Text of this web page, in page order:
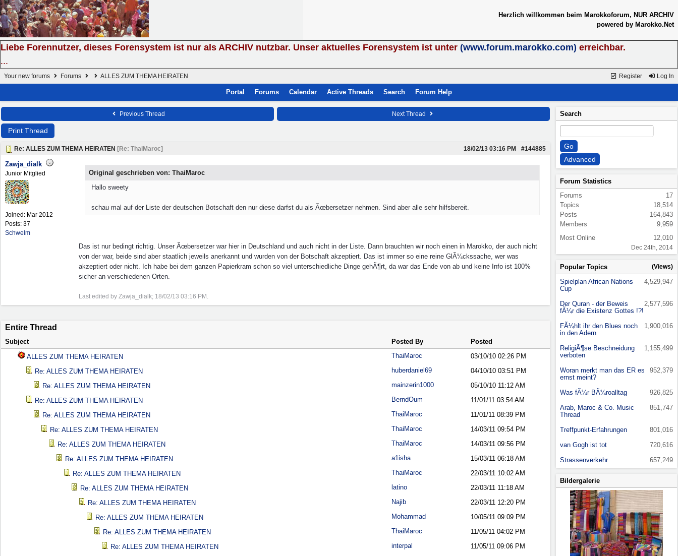
Herzlich willkommen beim Marokkoforum, NUR ARCHIV
powered by Marokko.Net
Liebe Forennutzer, dieses Forensystem ist nur als ARCHIV nutzbar. Unser aktuelles Forensystem ist unter (www.forum.marokko.com) erreichbar.
...
Register Log In
Your new forums Forums ALLES ZUM THEMA HEIRATEN
Portal Forums Calendar Active Threads Search Forum Help
Previous Thread Next Thread
Print Thread
Re: ALLES ZUM THEMA HEIRATEN [Re: ThaiMaroc] #144885
18/02/13 03:16 PM
Zawja_dialk
Junior Mitglied
Joined: Mar 2012
Posts: 37
Schwelm
Original geschrieben von: ThaiMaroc
Hallo sweety
schau mal auf der Liste der deutschen Botschaft den nur diese darfst du als Ãœbersetzer nehmen. Sind aber alle sehr hilfsbereit.
Das ist nur bedingt richtig. Unser Ãœbersetzer war hier in Deutschland und auch nicht in der Liste. Dann brauchten wir noch einen in Marokko, der auch nicht
von der war, beide sind aber staatlich jeweils anerkannt und wurden von der Botschaft akzeptiert. Das ist immer so eine reine GlÃ¼ckssache, wer was
akzeptiert oder nicht. Ich habe bei dem ganzen Papierkram schon so viel unterschiedliche Dinge gehÃ¶rt, da war das Ende von ab und keine Info ist 100%
sicher an verschiedenen Orten.
Last edited by Zawja_dialk; 18/02/13 03:16 PM .
Entire Thread
Subject Posted By
Posted
ALLES ZUM THEMA HEIRATEN
ThaiMaroc 03/10/10 02:26 PM
Re: ALLES ZUM THEMA HEIRATEN
huberdaniel69 04/10/10 03:51 PM
Re: ALLES ZUM THEMA HEIRATEN
mainzerin1000 05/10/10 11:12 AM
Re: ALLES ZUM THEMA HEIRATEN
BerndOum 11/01/11 03:54 AM
Re: ALLES ZUM THEMA HEIRATEN
ThaiMaroc 11/01/11 08:39 PM
Re: ALLES ZUM THEMA HEIRATEN
ThaiMaroc 14/03/11 09:54 PM
Re: ALLES ZUM THEMA HEIRATEN
ThaiMaroc 14/03/11 09:56 PM
Re: ALLES ZUM THEMA HEIRATEN
a1isha 15/03/11 06:18 AM
Re: ALLES ZUM THEMA HEIRATEN
ThaiMaroc 22/03/11 10:02 AM
Re: ALLES ZUM THEMA HEIRATEN
latino 22/03/11 11:18 AM
Re: ALLES ZUM THEMA HEIRATEN
Najib 22/03/11 12:20 PM
Re: ALLES ZUM THEMA HEIRATEN
Mohammad 10/05/11 09:09 PM
Re: ALLES ZUM THEMA HEIRATEN
ThaiMaroc 11/05/11 04:02 PM
Re: ALLES ZUM THEMA HEIRATEN
interpal 11/05/11 09:06 PM
Search
Forum Statistics
Forums
17
Topics
18,514
Posts
164,843
Members
9,959
Most Online
12,010
Dec 24th, 2014
Popular Topics (Views)
4,529,947
Spielplan African Nations
Cup
2,577,596
Der Quran - der Beweis
fÃ¼r die Existenz Gottes !?!
1,900,016
FÃ¼hlt ihr den Blues noch
in den Adern
1,155,499
ReligiÃ¶se Beschneidung
verboten
952,379
Woran merkt man das ER es
ernst meint?
926,825
Was fÃ¼r BÃ¼roalltag
851,747
Arab, Maroc & Co. Music
Thread
801,016
Treffpunkt-Erfahrungen
720,616
van Gogh ist tot
657,249
Strassenverkehr
Bildergalerie